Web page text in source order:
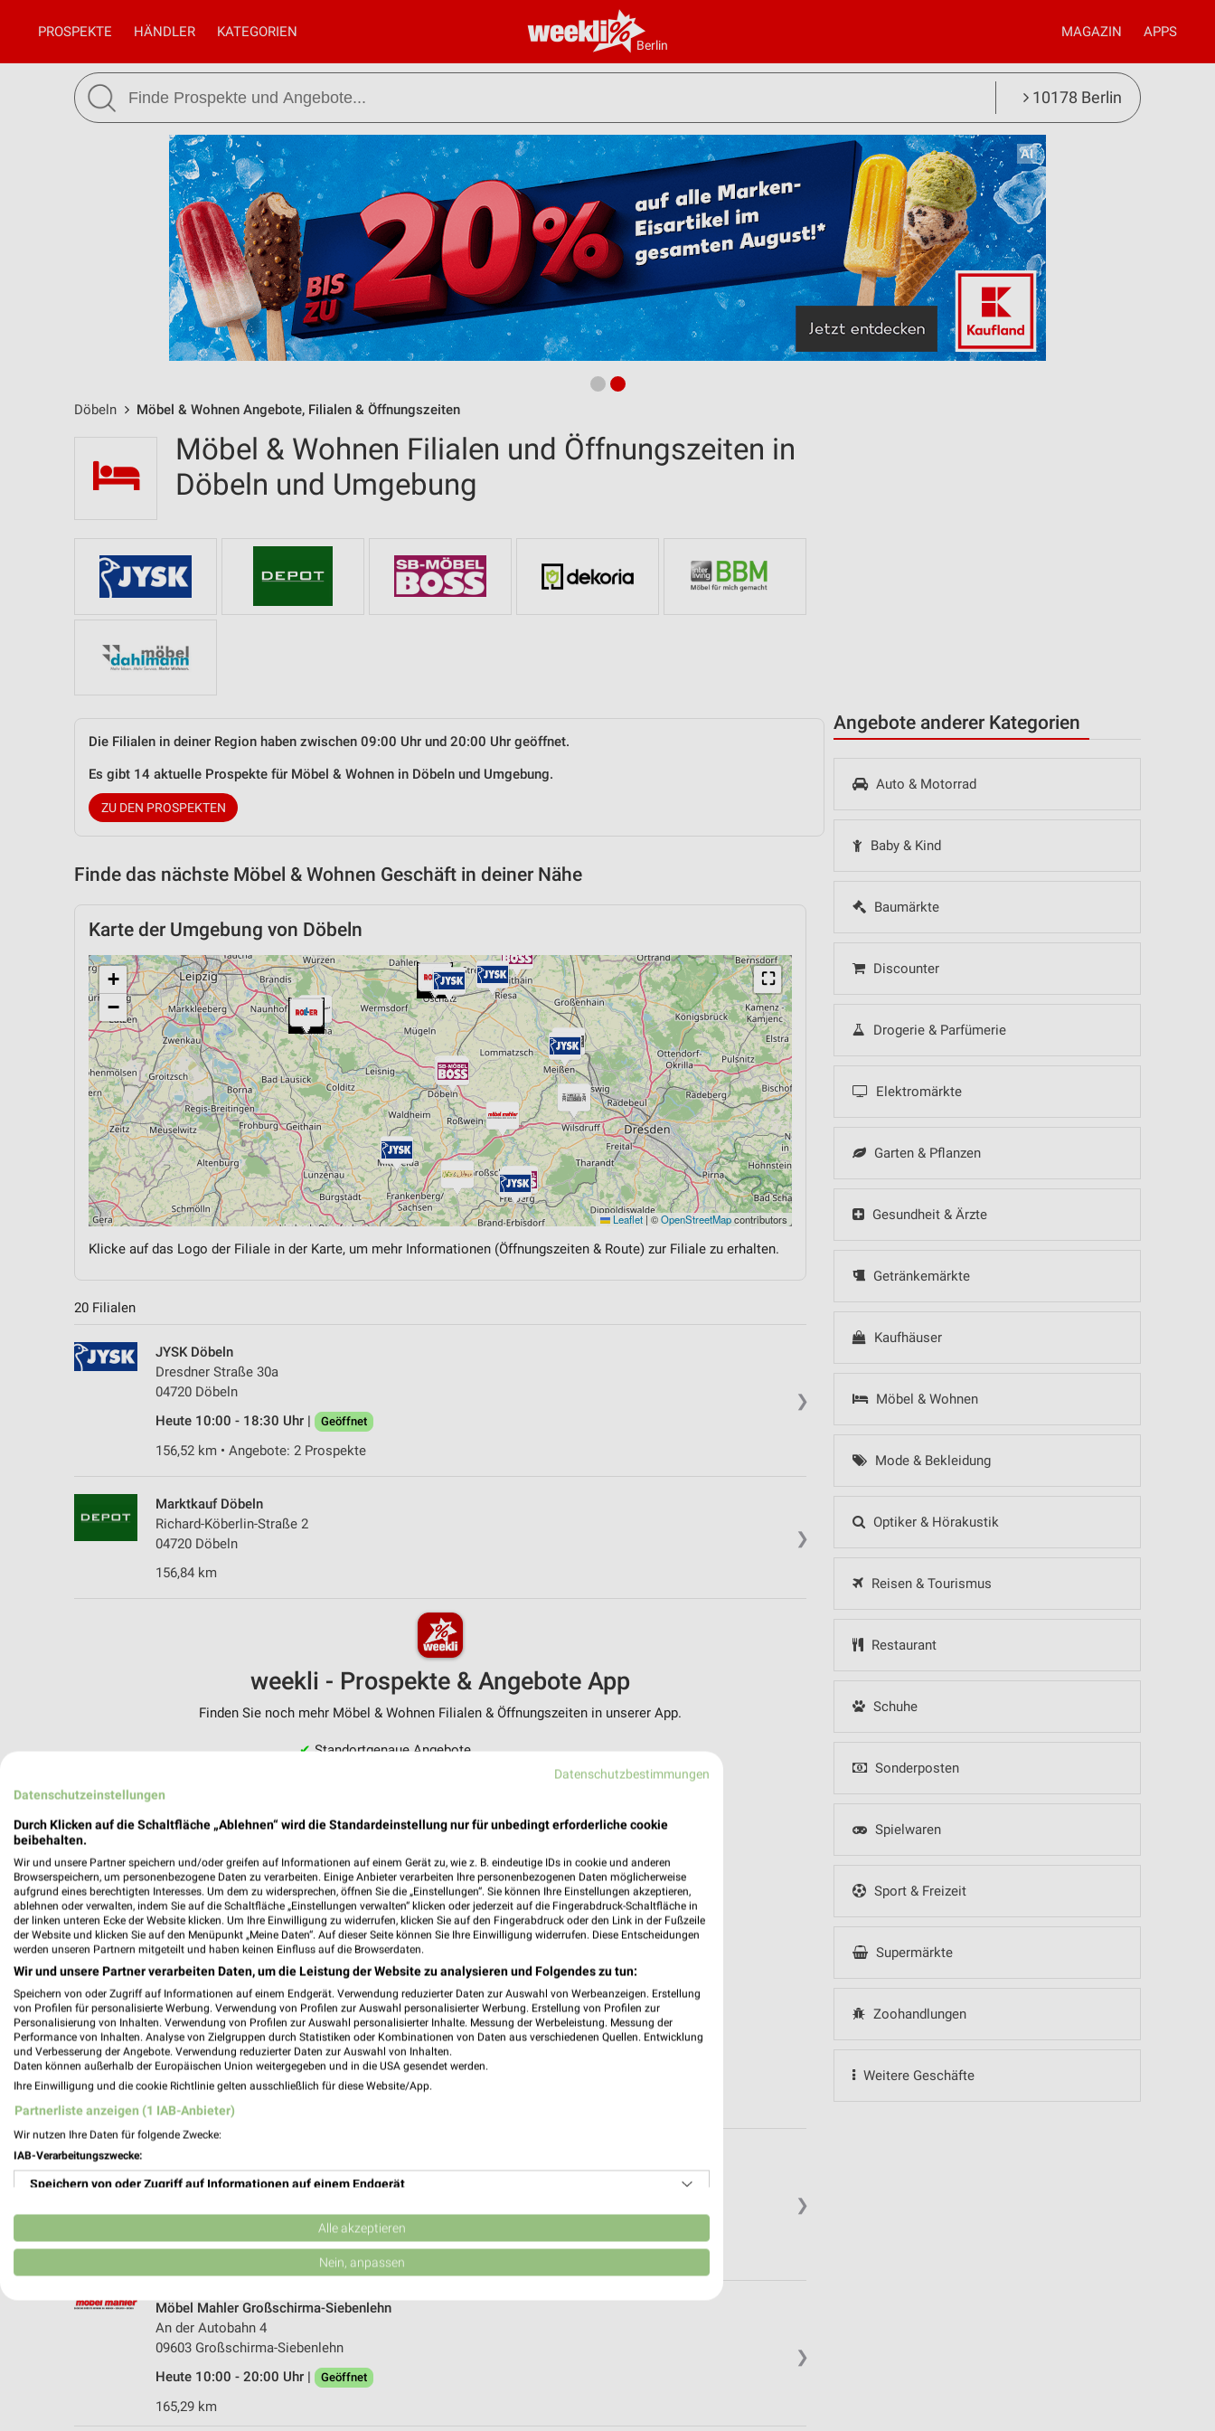
Berlin
PROSPEKTE HÄNDLER KATEGORIEN MAGAZIN APPS
10178 Berlin
Döbeln Möbel & Wohnen Angebote, Filialen & Öffnungszeiten
Angebote anderer Kategorien
Auto & Motorrad
Baby & Kind
Baumärkte
Discounter
Drogerie & Parfümerie
Elektromärkte
Garten & Pflanzen
Gesundheit & Ärzte
Getränkemärkte
Kaufhäuser
Möbel & Wohnen
Mode & Bekleidung
Optiker & Hörakustik
Reisen & Tourismus
Restaurant
Schuhe
Sonderposten
Spielwaren
Sport & Freizeit
Supermärkte
Zoohandlungen
Weitere Geschäfte
Möbel & Wohnen Filialen und Öffnungszeiten in
Döbeln und Umgebung
Die Filialen in deiner Region haben zwischen 09:00 Uhr und 20:00 Uhr geöffnet.
Es gibt 14 aktuelle Prospekte für Möbel & Wohnen in Döbeln und Umgebung.
ZU DEN PROSPEKTEN
Finde das nächste Möbel & Wohnen Geschäft in deiner Nähe
Karte der Umgebung von Döbeln
⛶
+
−
Leaflet | ©OpenStreetMapcontributors
Klicke auf das Logo der Filiale in der Karte, um mehr Informationen (Öffnungszeiten & Route) zur Filiale zu erhalten.
20 Filialen
❯
JYSK Döbeln
Dresdner Straße 30a
04720 Döbeln
Heute 10:00 - 18:30 Uhr |
Geöffnet
156,52 km • Angebote: 2 Prospekte
❯
Marktkauf Döbeln
Richard-Köberlin-Straße 2
04720 Döbeln
156,84 km
weekli - Prospekte & Angebote App
Finden Sie noch mehr Möbel & Wohnen Filialen & Öffnungszeiten in unserer App.
✔Standortgenaue Angebote
❯
Richard-Köberlin-Straße 3
Geöffnet
156,78 km • Angebote: 1 Prospekt
❯
Möbel Mahler Großschirma-Siebenlehn
An der Autobahn 4
09603 Großschirma-Siebenlehn
Heute 10:00 - 20:00 Uhr |
Geöffnet
165,29 km
Datenschutzbestimmungen
Datenschutzeinstellungen
Durch Klicken auf die Schaltfläche „Ablehnen“ wird die Standardeinstellung nur für unbedingt erforderliche cookie
beibehalten.
Wir und unsere Partner speichern und/oder greifen auf Informationen auf einem Gerät zu, wie z. B. eindeutige IDs in cookie und anderen
Browserspeichern, um personenbezogene Daten zu verarbeiten. Einige Anbieter verarbeiten Ihre personenbezogenen Daten möglicherweise
aufgrund eines berechtigten Interesses. Um dem zu widersprechen, öffnen Sie die „Einstellungen“. Sie können Ihre Einstellungen akzeptieren,
ablehnen oder verwalten, indem Sie auf die Schaltfläche „Einstellungen verwalten“ klicken oder jederzeit auf die Fingerabdruck-Schaltfläche in
der linken unteren Ecke der Website klicken. Um Ihre Einwilligung zu widerrufen, klicken Sie auf den Fingerabdruck oder den Link in der Fußzeile
der Website und klicken Sie auf den Menüpunkt „Meine Daten“. Auf dieser Seite können Sie Ihre Einwilligung widerrufen. Diese Entscheidungen
werden unseren Partnern mitgeteilt und haben keinen Einfluss auf die Browserdaten.
Wir und unsere Partner verarbeiten Daten, um die Leistung der Website zu analysieren und Folgendes zu tun:
Speichern von oder Zugriff auf Informationen auf einem Endgerät. Verwendung reduzierter Daten zur Auswahl von Werbeanzeigen. Erstellung
von Profilen für personalisierte Werbung. Verwendung von Profilen zur Auswahl personalisierter Werbung. Erstellung von Profilen zur
Personalisierung von Inhalten. Verwendung von Profilen zur Auswahl personalisierter Inhalte. Messung der Werbeleistung. Messung der
Performance von Inhalten. Analyse von Zielgruppen durch Statistiken oder Kombinationen von Daten aus verschiedenen Quellen. Entwicklung
und Verbesserung der Angebote. Verwendung reduzierter Daten zur Auswahl von Inhalten.
Daten können außerhalb der Europäischen Union weitergegeben und in die USA gesendet werden.
Ihre Einwilligung und die cookie Richtlinie gelten ausschließlich für diese Website/App.
Partnerliste anzeigen (1 IAB-Anbieter)
Wir nutzen Ihre Daten für folgende Zwecke:
IAB-Verarbeitungszwecke:
Speichern von oder Zugriff auf Informationen auf einem Endgerät
Verwendung reduzierter Daten zur Auswahl von Werbeanzeigen
Erstellung von Profilen für personalisierte Werbung
Erstellung von Profilen zur Personalisierung von Inhalten
Verwendung von Profilen zur Auswahl personalisierter Inhalte
Messung der Werbeleistung
Alle akzeptieren
Nein, anpassen